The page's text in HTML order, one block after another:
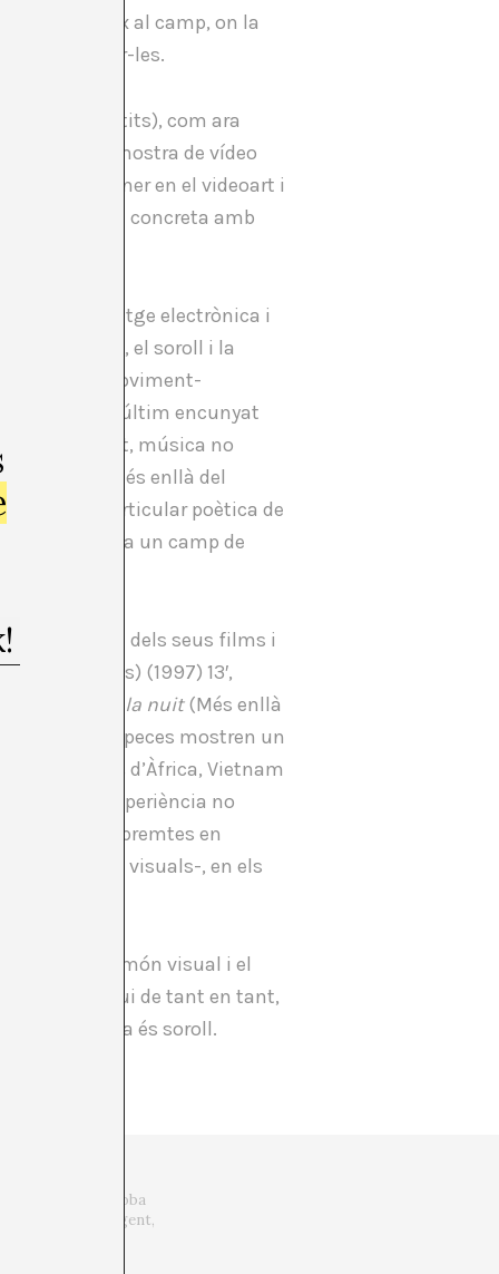
succeeix al camp, on la
a escoltar-les.
i extravertits), com ara
la mostra de vídeo
Pioner en el videoart i
música concreta amb
amb la imatge electrònica i
i el so, el soroll i la
imatge en moviment-
, terme aquest últim encunyat
a un suport, música no
si mateix més enllà del
una particular poètica de
, ens revela un camp de
que matèria dels seus films i
flotants) (1997) 13′,
Plus loin que la nuit(Més enllà
4′. Aquestes peces mostren un
llocs d’Àfrica, Vietnam
una experiència no
seves empremtes en
instal·lacions visuals-, en els
entre el món visual i el
només sigui de tant en tant,
la resta és soroll.
la ironia s’hi troba
se amb la gent,